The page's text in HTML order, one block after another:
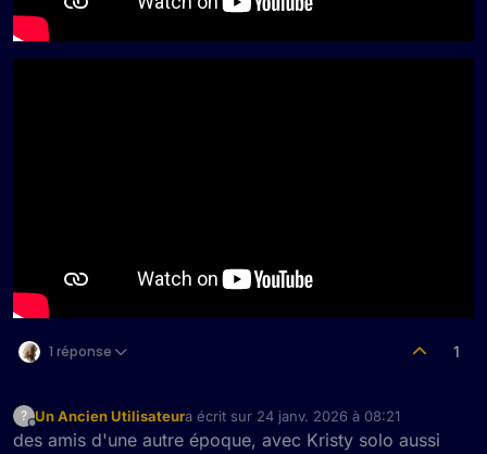
1 réponse 1
?
Hors-ligne
Un Ancien Utilisateura écrit sur 24 janv. 2026 à 08:21
dernière édition par
des amis d'une autre époque, avec Kristy solo aussi